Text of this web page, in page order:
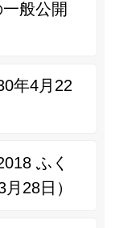
般公開
年4月22
ふく
28日）